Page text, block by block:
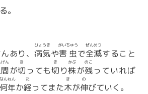
。
あり、 病気
びょうき
や害虫
がいちゅう
で全滅
ぜんめつ
すること
げん
が切
き
っても切
き
り株
かぶ
が残
のこ
っていれば
何年
なんねん
か経
た
ってまた木
き
が伸
の
びていく。